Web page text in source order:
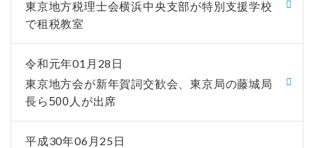
東京地方税理士会横浜中央支部が特別支援学校
で租税教室
令和元年01月28日
東京地方会が新年賀詞交歓会、東京局の藤城局
長ら500人が出席
平成30年06月25日